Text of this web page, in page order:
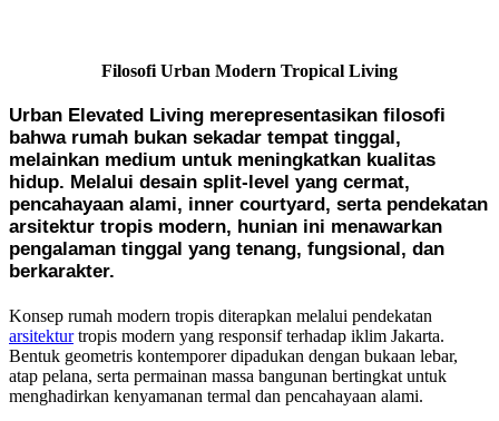
Filosofi Urban Modern Tropical Living
Urban Elevated Living merepresentasikan filosofi
bahwa rumah bukan sekadar tempat tinggal,
melainkan medium untuk meningkatkan kualitas
hidup. Melalui desain split-level yang cermat,
pencahayaan alami, inner courtyard, serta pendekatan
arsitektur tropis modern, hunian ini menawarkan
pengalaman tinggal yang tenang, fungsional, dan
berkarakter.
Konsep rumah modern tropis diterapkan melalui pendekatan
arsitekturtropis modern yang responsif terhadap iklim Jakarta.
Bentuk geometris kontemporer dipadukan dengan bukaan lebar,
atap pelana, serta permainan massa bangunan bertingkat untuk
menghadirkan kenyamanan termal dan pencahayaan alami.